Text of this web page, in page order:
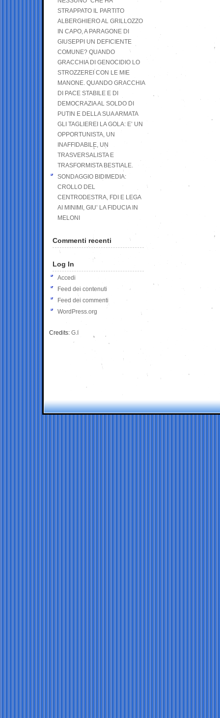
STRAPPATO IL PARTITO
ALBERGHIERO AL GRILLOZZO
IN CAPO, A PARAGONE DI
GIUSEPPI UN DEFICIENTE
COMUNE? QUANDO
GRACCHIA DI GENOCIDIO LO
STROZZEREI CON LE MIE
MANONE. QUANDO GRACCHIA
DI PACE STABILE E DI
DEMOCRAZIA AL SOLDO DI
PUTIN E DELLA SUA ARMATA
GLI TAGLIEREI LA GOLA: E’ UN
OPPORTUNISTA, UN
INAFFIDABILE, UN
TRASVERSALISTA E
TRASFORMISTA BESTIALE.
SONDAGGIO BIDIMEDIA:
CROLLO DEL
CENTRODESTRA, FDI E LEGA
AI MINIMI, GIU’ LA FIDUCIA IN
MELONI
Commenti recenti
Log In
Accedi
Feed dei contenuti
Feed dei commenti
WordPress.org
Credits: G.I